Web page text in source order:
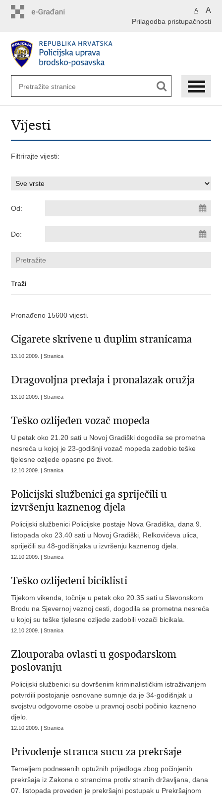
A A
Prilagodba pristupačnosti
Vijesti
Filtrirajte vijesti:
Od:
Do:
Pronađeno 15600 vijesti.
Cigarete skrivene u duplim stranicama
13.10.2009. | Stranica
Dragovoljna predaja i pronalazak oružja
13.10.2009. | Stranica
Teško ozlijeđen vozač mopeda
U petak oko 21.20 sati u Novoj Gradiški dogodila se prometna
nesreća u kojoj je 23-godišnji vozač mopeda zadobio teške
tjelesne ozljede opasne po život.
12.10.2009. | Stranica
Policijski službenici ga spriječili u
izvršenju kaznenog djela
Policijski službenici Policijske postaje Nova Gradiška, dana 9.
listopada oko 23.40 sati u Novoj Gradiški, Relkovićeva ulica,
spriječili su 48-godišnjaka u izvršenju kaznenog djela.
12.10.2009. | Stranica
Teško ozlijeđeni biciklisti
Tijekom vikenda, točnije u petak oko 20.35 sati u Slavonskom
Brodu na Sjevernoj veznoj cesti, dogodila se prometna nesreća
u kojoj su teške tjelesne ozljede zadobili vozači bicikala.
12.10.2009. | Stranica
Zlouporaba ovlasti u gospodarskom
poslovanju
Policijski službenici su dovršenim kriminalističkim istraživanjem
potvrdili postojanje osnovane sumnje da je 34-godišnjak u
svojstvu odgovorne osobe u pravnoj osobi počinio kazneno
djelo.
12.10.2009. | Stranica
Privođenje stranca sucu za prekršaje
Temeljem podnesenih optužnih prijedloga zbog počinjenih
prekršaja iz Zakona o strancima protiv stranih državljana, dana
07. listopada proveden je prekršajni postupak u Prekršajnom